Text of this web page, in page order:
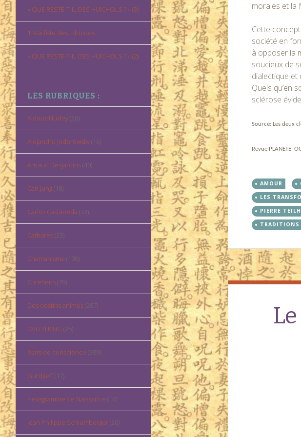
« QUE RESTE-T-IL DES HUICHOLS ? » (3)
1 Mai fête des…druides
« QUE RESTE-T-IL DES HUICHOLS ? » (2)
LES RUBRIQUES :
Aldous Huxley(20)
Alejandro Jodorowsky(16)
Arnaud Desjardins(40)
Carl Jung(18)
Carlos Castaneda (32)
Cathares(23)
Chamanisme (100)
Chrétiens(79)
Des destins animés(287)
DVD YI KING (25)
états de conscience (389)
Gurdjieff(17)
Hexagramme de Naissance (14)
Jean Philippe Schlumberger(20)
morales et la
Cette
société en
à opposer la
soucieux de
dialectique et
Quels qu’en
sclérose
Source: Les deux
Revue PLANETE
AMOUR
LES
PIERRE
TRADITIONS